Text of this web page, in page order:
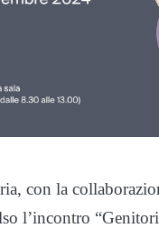
con la
l’incontro